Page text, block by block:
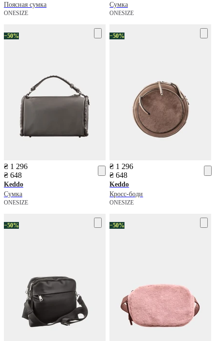
Поясная сумка
ONESIZE
Сумка
ONESIZE
−50%
₴ 1 296
₴ 648
Keddo
Сумка
ONESIZE
−50%
₴ 1 296
₴ 648
Keddo
Кросс-боди
ONESIZE
−50% −50%